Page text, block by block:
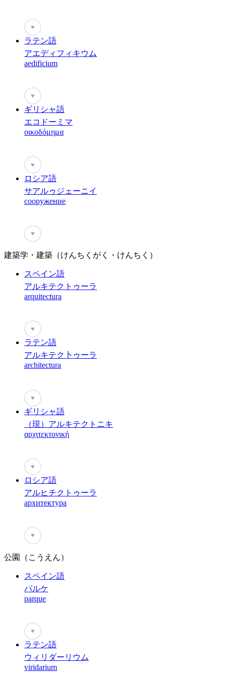
♥
ラテン語
アエディフィキウム
aedificium
♥
ギリシャ語
エコドーミマ
οικοδόμημα
♥
ロシア語
サアルゥジェーニイ
сооружение
♥
建築学・建築（けんちくがく・けんちく）
スペイン語
アルキテクトゥーラ
arquitectura
♥
ラテン語
アルキテク卜ゥーラ
architectura
♥
ギリシャ語
（現）アルキテクトニキ
αρχιτεκτονική
♥
ロシア語
アルヒチクトゥーラ
архитектура
♥
公園（こうえん）
スペイン語
パルケ
parque
♥
ラテン語
ウィリダーリウム
viridarium